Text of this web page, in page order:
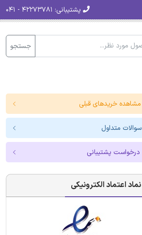
پشتیبانی:
جستجو
مشاهده خریدهای قبلی
سوالات متداول
درخواست پشتیبانی
نماد اعتماد الکترونیکی